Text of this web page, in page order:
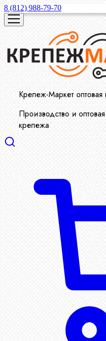
8 (812) 988-79-70
Крепеж-Маркет
Производство и
крепежа